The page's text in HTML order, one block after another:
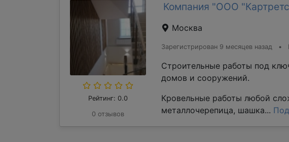
Рейтинг: 0.0
0 отзывов
Компания "ООО
Москва
Зарегистрирован 9 месяцев назад •
Строительные работы под
домов и сооружений.
Кровельные работы любой
металлочерепица, шашка...